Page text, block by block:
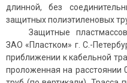
длинной, без
защитных полиэтиленовых
Защитные
ЗАО «Пластком» г. С.-
приближении к кабельной
проложенная на расстоянии